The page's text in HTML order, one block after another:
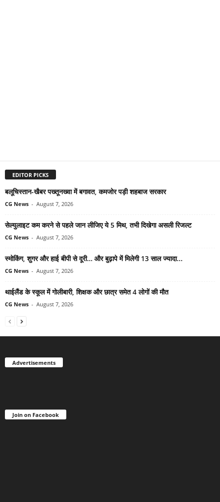
EDITOR PICKS
बलूचिस्तान-खैबर पख्तूनख्वा में बगावत, कमजोर पड़ी शहबाज सरकार
CG News - August 7, 2026
सेल्युलाइट कम करने से पहले जान लीजिए ये 5 मिथ, तभी दिखेगा असली रिजल्ट
CG News - August 7, 2026
स्मोकिंग, शुगर और हाई बीपी से दूरी… और बुढ़ापे में मिलेगी 13 साल ज्यादा...
CG News - August 7, 2026
थाईलैंड के स्कूल में गोलीबारी, शिक्षक और छात्र समेत 4 लोगों की मौत
CG News - August 7, 2026
Advertisements
Join on Facebook